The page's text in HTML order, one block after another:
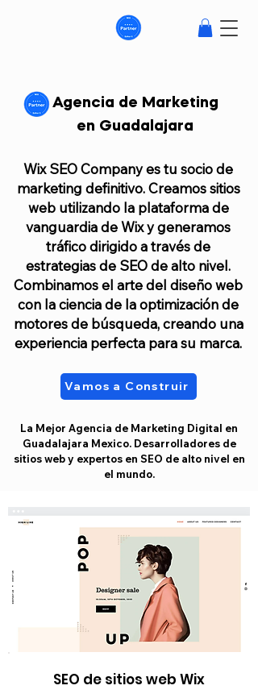
Agencia de Marketing
en Guadalajara
Wix SEO Company es tu socio de
marketing definitivo. Creamos sitios
web utilizando la plataforma de
vanguardia de Wix y generamos
tráfico dirigido a través de
estrategias de SEO de alto nivel.
Combinamos el arte del diseño web
con la ciencia de la optimización de
motores de búsqueda, creando una
experiencia perfecta para su marca.
Vamos a Construir
La Mejor Agencia de Marketing Digital en
Guadalajara Mexico. Desarrolladores de
sitios web y expertos en SEO de alto nivel en
el mundo.
SEO de sitios web Wix